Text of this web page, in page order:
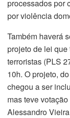
processados por
por violência
Também haverá
projeto de lei
terroristas (PLS
10h. O projeto,
chegou a ser
mas teve
Alessandro